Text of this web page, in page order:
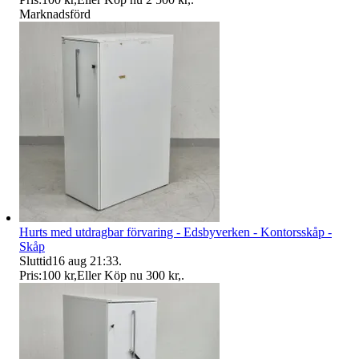
Marknadsförd
Hurts med utdragbar förvaring - Edsbyverken - Kontorsskåp -
Skåp
Sluttid16 aug 21:33.
Pris:100 kr,Eller Köp nu 300 kr,.